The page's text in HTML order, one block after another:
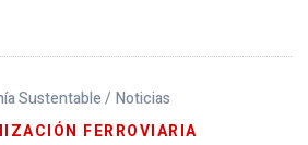
Sustentable / Noticias
FERROVIARIA